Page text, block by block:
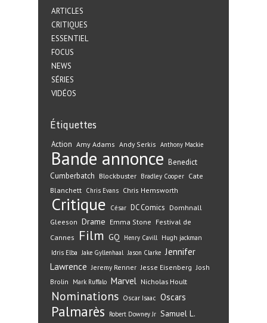
ARTICLES
CRITIQUES
ESSENTIEL
FOCUS
NEWS
SÉRIES
VIDÉOS
Étiquettes
Action Amy Adams Andy Serkis Anthony Mackie
Bande annonce Benedict
Cumberbatch Blockbuster Bradley Cooper Cate
Blanchett Chris Evans Chris Hemsworth
Critique César DC Comics Domhnall
Gleeson Drame Emma Stone Festival de
Cannes
Film GQ Henry Cavill Hugh jackman
Idris Elba Jake Gyllenhaal Jason Clarke Jennifer
Lawrence Jeremy Renner Jesse Eisenberg Josh
Brolin
Mark Ruffalo Marvel Nicholas Hoult
Nominations Oscar Isaac Oscars
Palmarès Robert Downey Jr Samuel L.